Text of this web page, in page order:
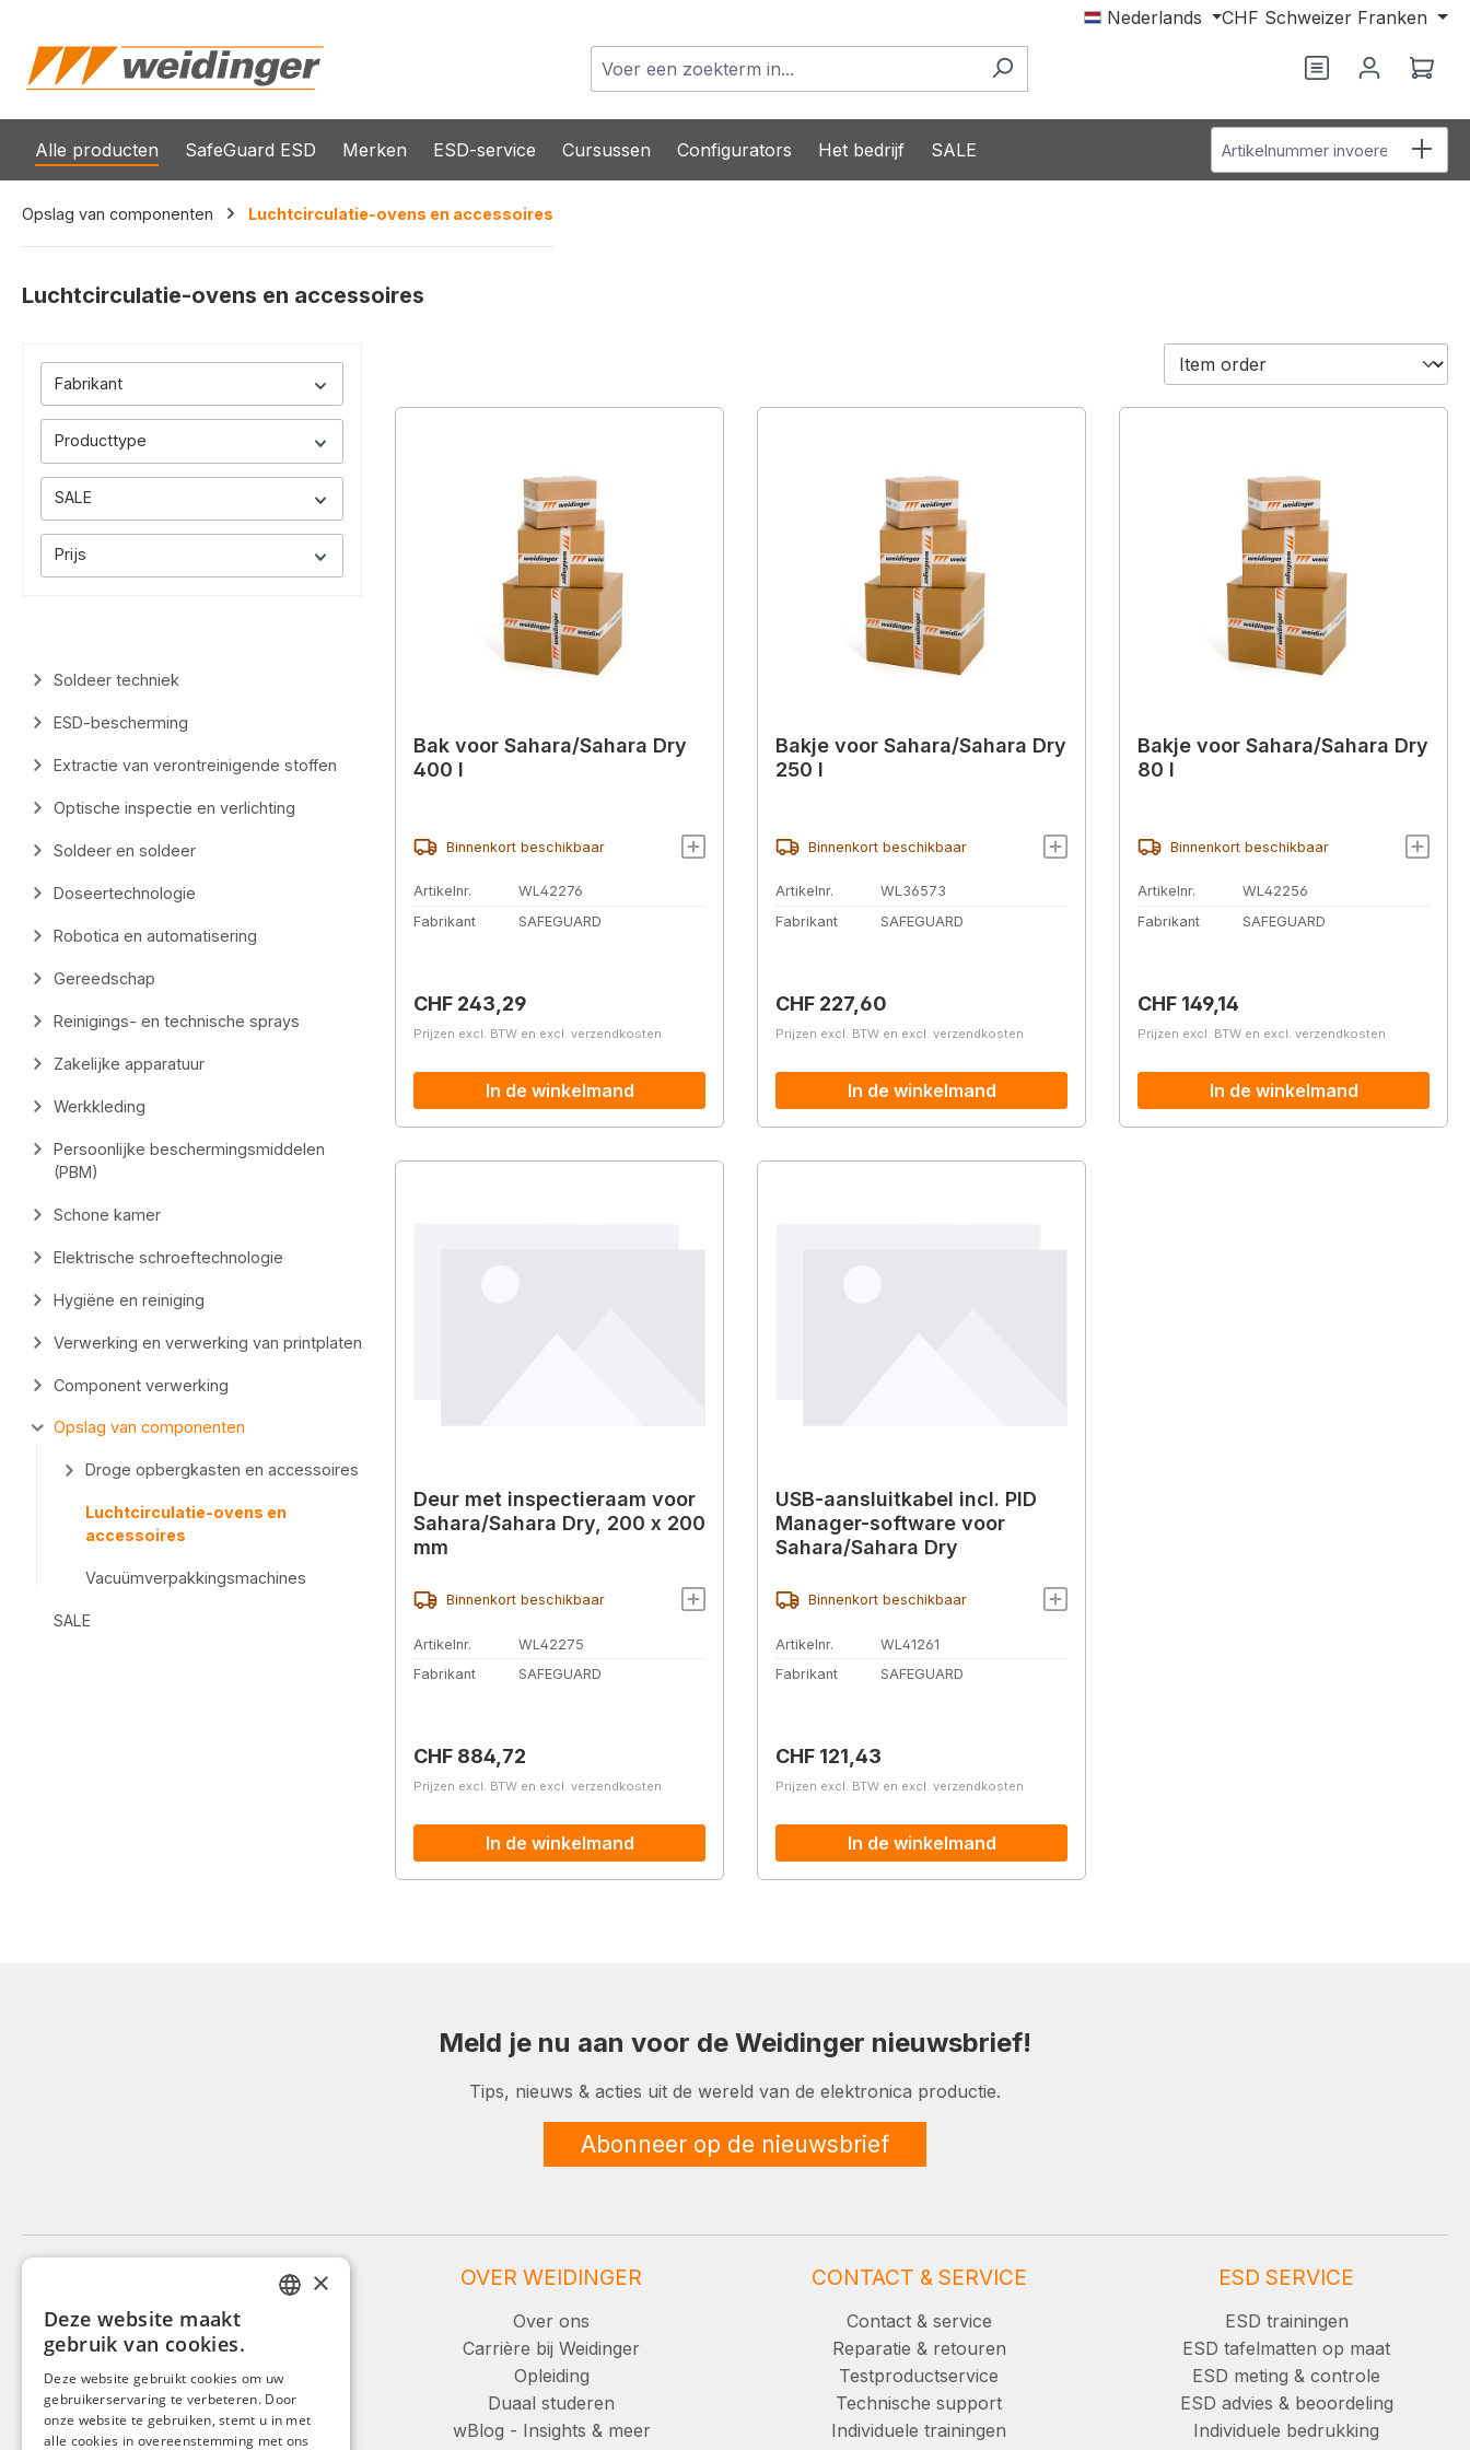
Nederlands CHF Schweizer Franken
Je hebt 0 items
Alle producten SafeGuard ESD Merken ESD-service Cursussen Configurators Het bedrijf SALE Artikelnummer invoeren
Opslag van componenten Luchtcirculatie-ovens en accessoires
Luchtcirculatie-ovens en accessoires
Fabrikant
Producttype
SALE
Prijs
Soldeer techniek
ESD-bescherming
Extractie van verontreinigende stoffen
Optische inspectie en verlichting
Soldeer en soldeer
Doseertechnologie
Robotica en automatisering
Gereedschap
Reinigings- en technische sprays
Zakelijke apparatuur
Werkkleding
Persoonlijke beschermingsmiddelen
(PBM)
Schone kamer
Elektrische schroeftechnologie
Hygiëne en reiniging
Verwerking en verwerking van printplaten
Component verwerking
Opslag van componenten
Droge opbergkasten en accessoires
Luchtcirculatie-ovens en
accessoires
Vacuümverpakkingsmachines
SALE
Bak voor Sahara/Sahara Dry
400 l
Binnenkort beschikbaar
Artikelnr.
WL42276
Fabrikant
SAFEGUARD
Normale prijs:
CHF 243,29
Prijzen excl. BTW en excl. verzendkosten
In de winkelmand
Bakje voor Sahara/Sahara Dry
250 l
Binnenkort beschikbaar
Artikelnr.
WL36573
Fabrikant
SAFEGUARD
Normale prijs:
CHF 227,60
Prijzen excl. BTW en excl. verzendkosten
In de winkelmand
Bakje voor Sahara/Sahara Dry
80 l
Binnenkort beschikbaar
Artikelnr.
WL42256
Fabrikant
SAFEGUARD
Normale prijs:
CHF 149,14
Prijzen excl. BTW en excl. verzendkosten
In de winkelmand
Deur met inspectieraam voor
Sahara/Sahara Dry, 200 x 200
mm
Binnenkort beschikbaar
Artikelnr.
WL42275
Fabrikant
SAFEGUARD
Normale prijs:
CHF 884,72
Prijzen excl. BTW en excl. verzendkosten
In de winkelmand
USB-aansluitkabel incl. PID
Manager-software voor
Sahara/Sahara Dry
Binnenkort beschikbaar
Artikelnr.
WL41261
Fabrikant
SAFEGUARD
Normale prijs:
CHF 121,43
Prijzen excl. BTW en excl. verzendkosten
In de winkelmand
Meld je nu aan voor de Weidinger nieuwsbrief!
Tips, nieuws & acties uit de wereld van de elektronica productie.
Abonneer op de nieuwsbrief
Service en advies:
+49 (0)8142 / 4289 - 300
Ma-Vr, 08:00 - 16:00
Of via ons contactformulier.
OVER WEIDINGER
Over ons
Carrière bij Weidinger
Opleiding
Duaal studeren
wBlog - Insights & meer
CONTACT & SERVICE
Contact & service
Reparatie & retouren
Testproductservice
Technische support
Individuele trainingen
ESD SERVICE
ESD trainingen
ESD tafelmatten op maat
ESD meting & controle
ESD advies & beoordeling
Individuele bedrukking
FRENCH
ITALIAN
×
Deze website maakt
gebruik van cookies.
Deze website gebruikt cookies om uw
gebruikerservaring te verbeteren. Door
onze website te gebruiken, stemt u in met
alle cookies in overeenstemming met ons